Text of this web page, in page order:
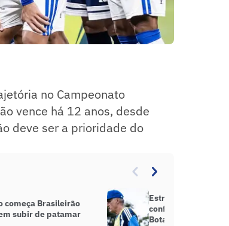
no Campeonato
vence há 12 anos, desde
deve ser a prioridade do
começa Brasileirão
subir de patamar
Estreia do Cruzeiro
confira as opções de
Botafogo